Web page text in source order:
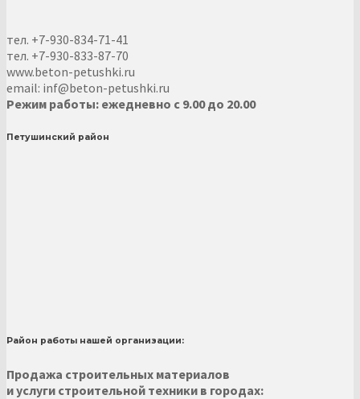
тел. +7-930-834-71-41
тел. +7-930-833-87-70
www.beton-petushki.ru
email: inf@beton-petushki.ru
Режим работы: ежедневно с 9.00 до 20.00
Петушинский район
Район работы нашей организации:
Продажа строительных материалов
и услуги строительной техники в городах: